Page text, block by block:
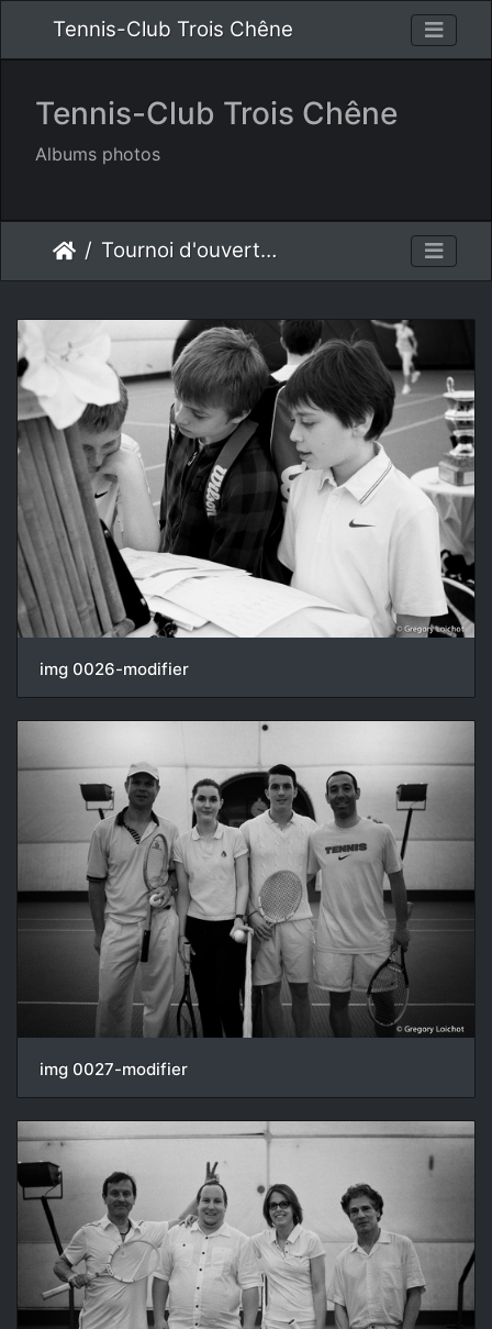
Tennis-Club Trois Chêne
Tennis-Club Trois Chêne
Albums photos
Tournoi d'ouverture 2013
img 0026-modifier
img 0027-modifier